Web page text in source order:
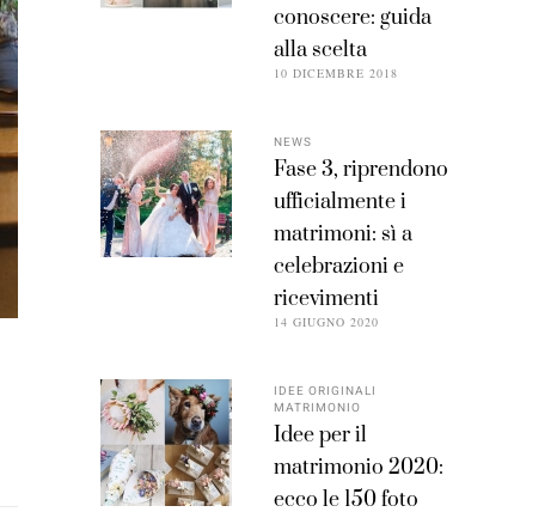
conoscere: guida
alla scelta
10 DICEMBRE 2018
NEWS
Fase 3, riprendono
ufficialmente i
matrimoni: sì a
celebrazioni e
ricevimenti
14 GIUGNO 2020
IDEE ORIGINALI
MATRIMONIO
Idee per il
matrimonio 2020:
ecco le 150 foto